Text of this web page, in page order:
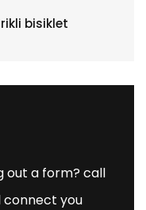
bisiklet
out a form? call
you